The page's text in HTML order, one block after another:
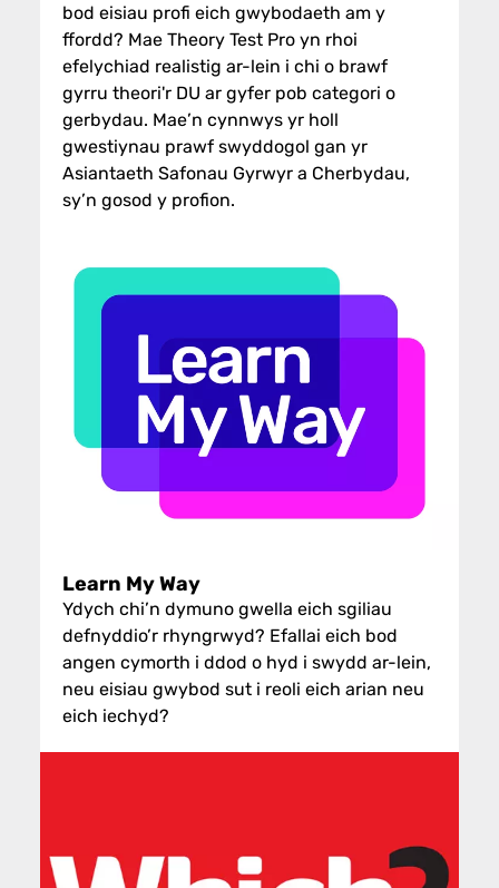
bod eisiau profi eich gwybodaeth am y
ffordd? Mae Theory Test Pro yn rhoi
efelychiad realistig ar-lein i chi o brawf
gyrru theori'r DU ar gyfer pob categori o
gerbydau. Mae’n cynnwys yr holl
gwestiynau prawf swyddogol gan yr
Asiantaeth Safonau Gyrwyr a Cherbydau,
sy’n gosod y profion.
Learn My Way
Ydych chi’n dymuno gwella eich sgiliau
defnyddio’r rhyngrwyd? Efallai eich bod
angen cymorth i ddod o hyd i swydd ar-lein,
neu eisiau gwybod sut i reoli eich arian neu
eich iechyd?